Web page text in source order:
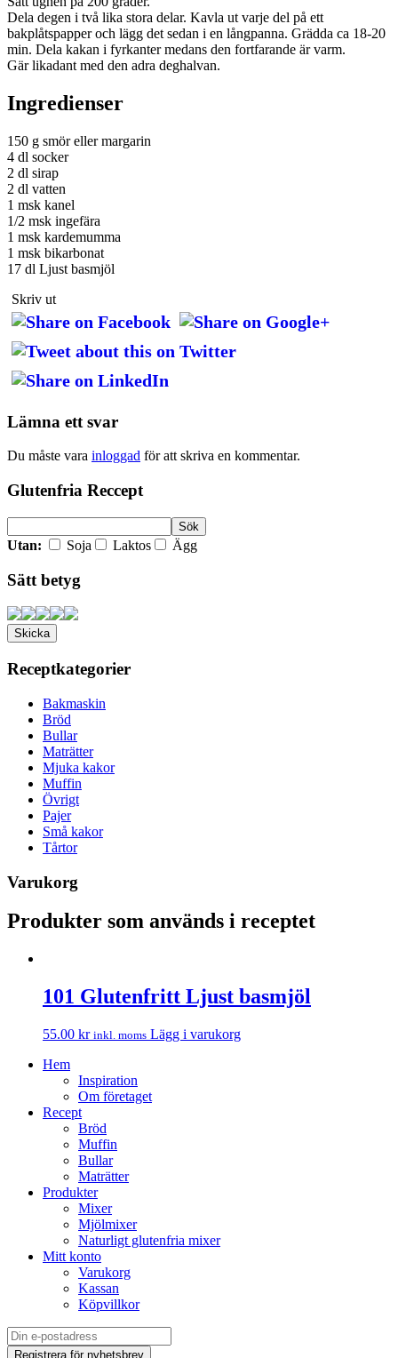
Dela degen i två lika stora delar. Kavla ut varje del på ett
bakplåtspapper och lägg det sedan i en långpanna. Grädda ca 18-20
min. Dela kakan i fyrkanter medans den fortfarande är varm.
Gär likadant med den adra deghalvan.
Ingredienser
150 g smör eller margarin
4 dl socker
2 dl sirap
2 dl vatten
1 msk kanel
1/2 msk ingefära
1 msk kardemumma
1 msk bikarbonat
17 dl Ljust basmjöl
Skriv ut
Lämna ett svar
Du måste vara inloggad för att skriva en kommentar.
Glutenfria Reccept
Utan: Soja Laktos Ägg
Sätt betyg
Receptkategorier
Bakmaskin
Bröd
Bullar
Maträtter
Mjuka kakor
Muffin
Övrigt
Pajer
Små kakor
Tårtor
Varukorg
Produkter som används i receptet
101 Glutenfritt Ljust basmjöl
55.00 kr inkl. moms Lägg i varukorg
Hem
Inspiration
Om företaget
Recept
Bröd
Muffin
Bullar
Maträtter
Produkter
Mixer
Mjölmixer
Naturligt glutenfria mixer
Mitt konto
Varukorg
Kassan
Köpvillkor